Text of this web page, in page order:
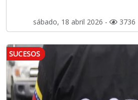
sábado, 18 abril 2026 - 3736
SUCESOS